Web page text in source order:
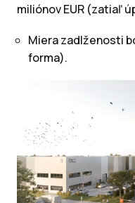
miliónov EUR (zatiaľ
Miera zadlženosti
forma).